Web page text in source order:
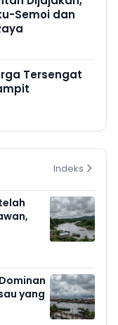
Semoi dan
Tersengat
Indeks
yang